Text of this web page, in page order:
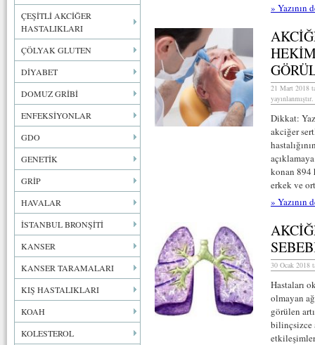
ÇEŞİTLİ AKCİĞER
HASTALIKLARI
ÇÖLYAK GLUTEN
DİYABET
DOMUZ GRİBİ
ENFEKSİYONLAR
GDO
GENETİK
GRİP
HAVALAR
İSTANBUL BRONŞİTİ
KANSER
KANSER TARAMALARI
KIŞ HASTALIKLARI
KOAH
KOLESTEROL
» Yazının
21 Mart 2018
yayınlanmıştır.
Dikkat:
akciğer
konan 894
erkek ve
» Yazının
30 Ocak 2018
Hastaları
olmayan
görülen
bilinçsizce